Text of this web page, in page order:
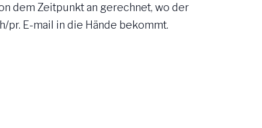
dem Zeitpunkt an gerechnet, wo der
E-mail in die Hände bekommt.